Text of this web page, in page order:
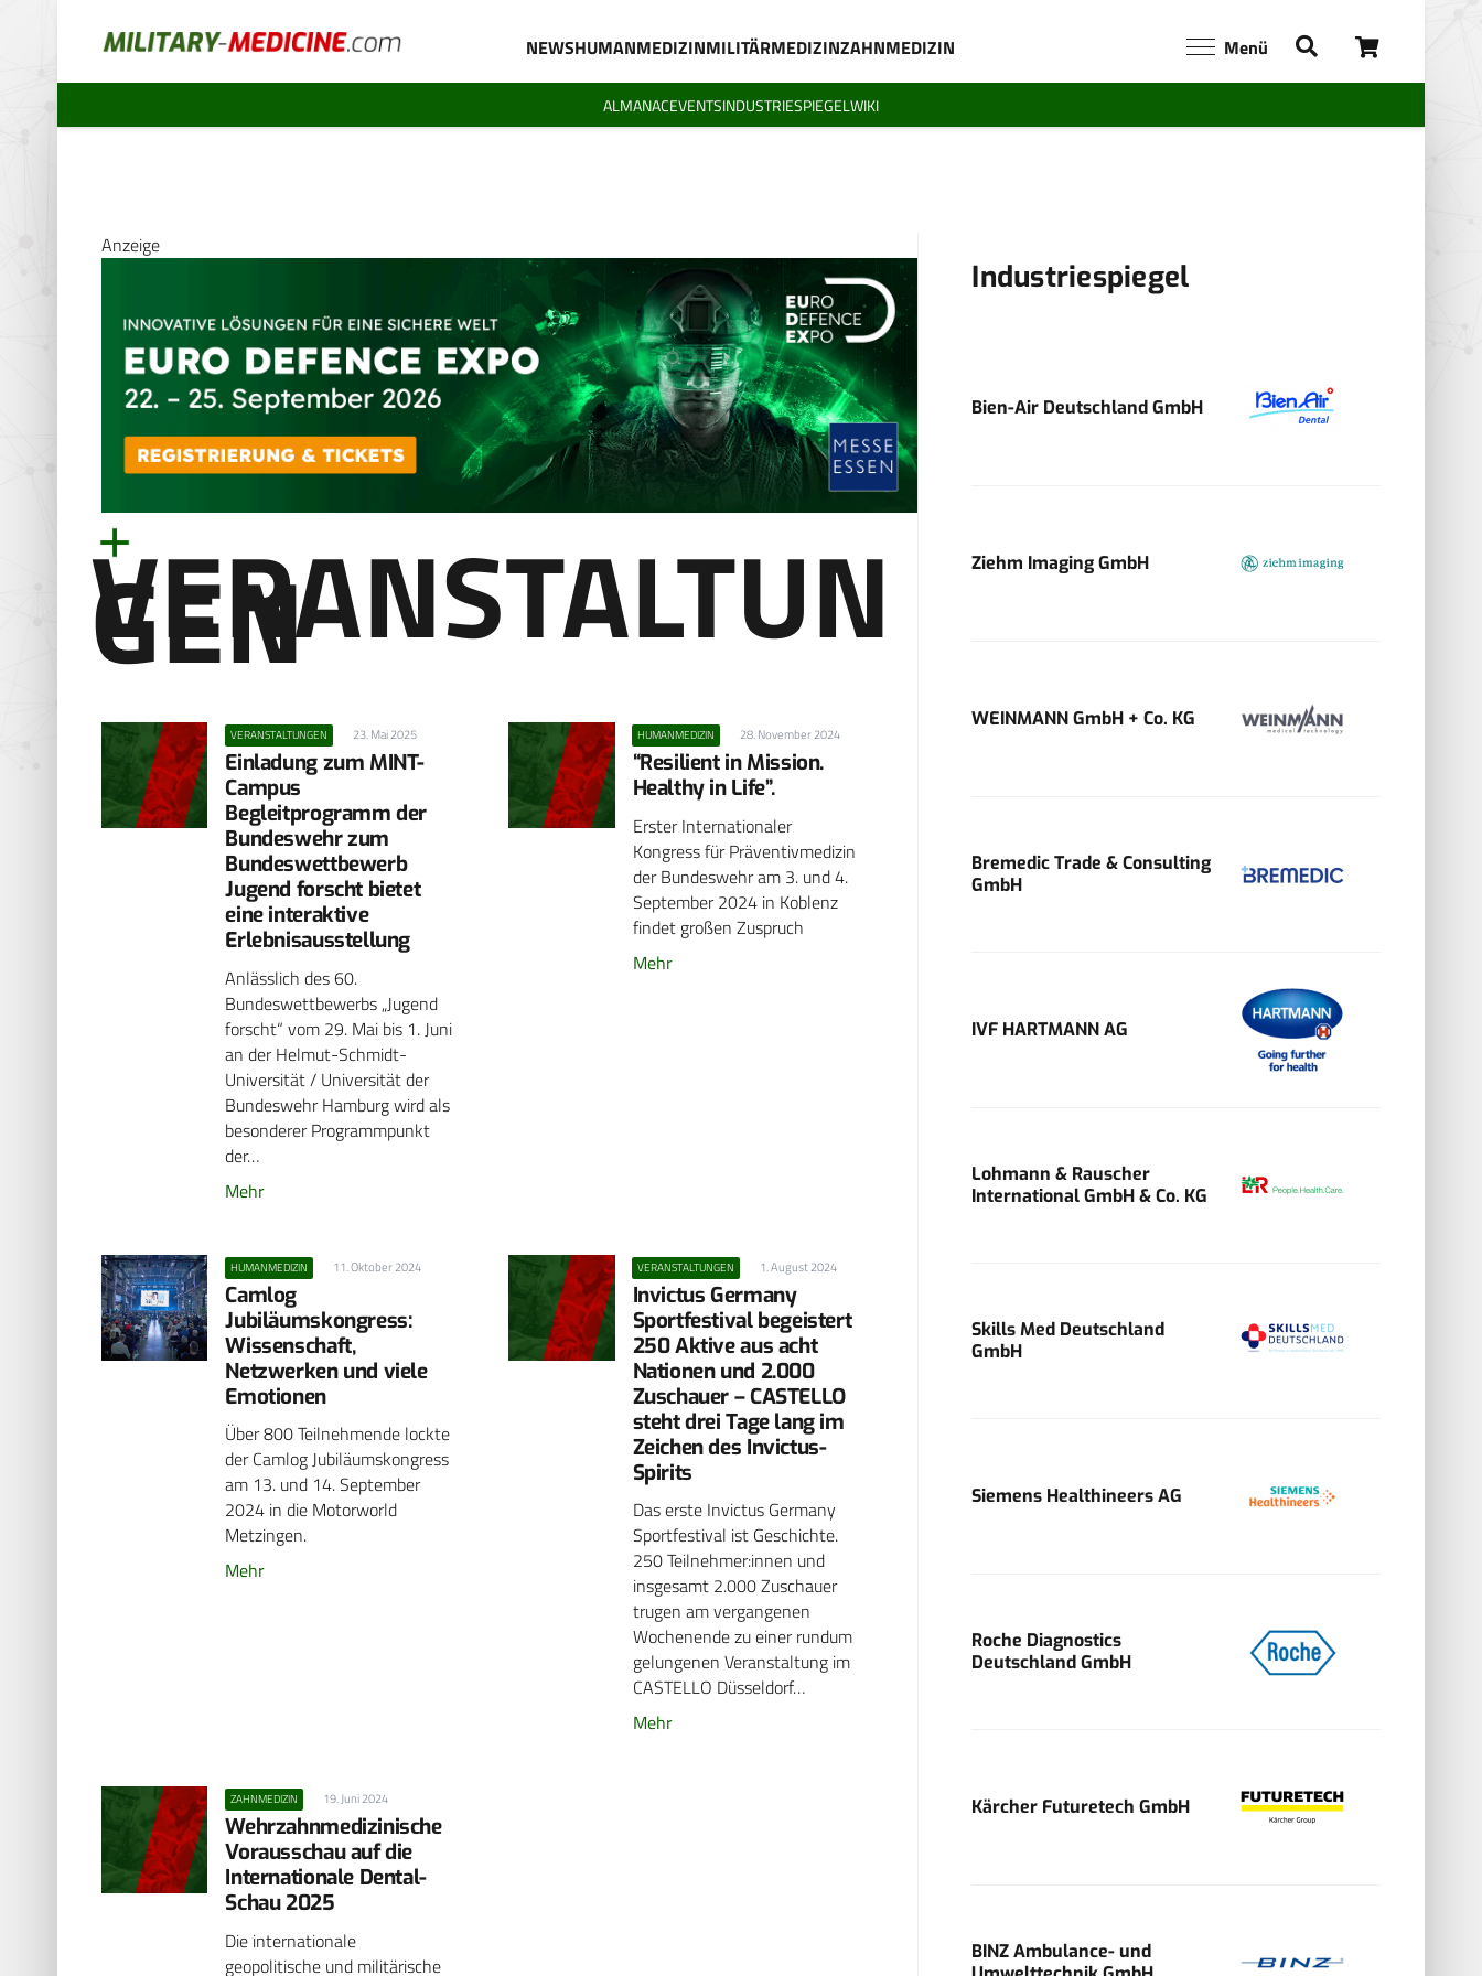
NEWSHUMANMEDIZINMILITÄRMEDIZINZAHNMEDIZIN Menü
ALMANACEVENTSINDUSTRIESPIEGELWIKI
Anzeige
VERANSTALTUN
GEN
VERANSTALTUNGEN 23. Mai 2025
Einladung zum MINT-
Campus
Begleitprogramm der
Bundeswehr zum
Bundeswettbewerb
Jugend forscht bietet
eine interaktive
Erlebnisausstellung
Anlässlich des 60.
Bundeswettbewerbs „Jugend
forscht“ vom 29. Mai bis 1. Juni
an der Helmut-Schmidt-
Universität / Universität der
Bundeswehr Hamburg wird als
besonderer Programmpunkt
der…
Mehr
HUMANMEDIZIN 28. November 2024
“Resilient in Mission.
Healthy in Life”.
Erster Internationaler
Kongress für Präventivmedizin
der Bundeswehr am 3. und 4.
September 2024 in Koblenz
findet großen Zuspruch
Mehr
HUMANMEDIZIN 11. Oktober 2024
Camlog
Jubiläumskongress:
Wissenschaft,
Netzwerken und viele
Emotionen
Über 800 Teilnehmende lockte
der Camlog Jubiläumskongress
am 13. und 14. September
2024 in die Motorworld
Metzingen.
Mehr
VERANSTALTUNGEN 1. August 2024
Invictus Germany
Sportfestival begeistert
250 Aktive aus acht
Nationen und 2.000
Zuschauer – CASTELLO
steht drei Tage lang im
Zeichen des Invictus-
Spirits
Das erste Invictus Germany
Sportfestival ist Geschichte.
250 Teilnehmer:innen und
insgesamt 2.000 Zuschauer
trugen am vergangenen
Wochenende zu einer rundum
gelungenen Veranstaltung im
CASTELLO Düsseldorf…
Mehr
ZAHNMEDIZIN 19. Juni 2024
Wehrzahnmedizinische
Vorausschau auf die
Internationale Dental-
Schau 2025
Die internationale
geopolitische und militärische
Industriespiegel
Bien-Air Deutschland GmbH
Ziehm Imaging GmbH
WEINMANN GmbH + Co. KG
Bremedic Trade & Consulting
GmbH
IVF HARTMANN AG
Lohmann & Rauscher
International GmbH & Co. KG
Skills Med Deutschland
GmbH
Siemens Healthineers AG
Roche Diagnostics
Deutschland GmbH
Kärcher Futuretech GmbH
BINZ Ambulance- und